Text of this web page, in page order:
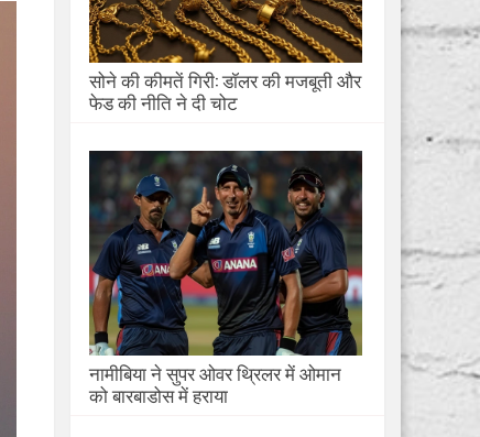
सोने की कीमतें गिरी: डॉलर की मजबूती और
फेड की नीति ने दी चोट
नामीबिया ने सुपर ओवर थ्रिलर में ओमान
को बारबाडोस में हराया